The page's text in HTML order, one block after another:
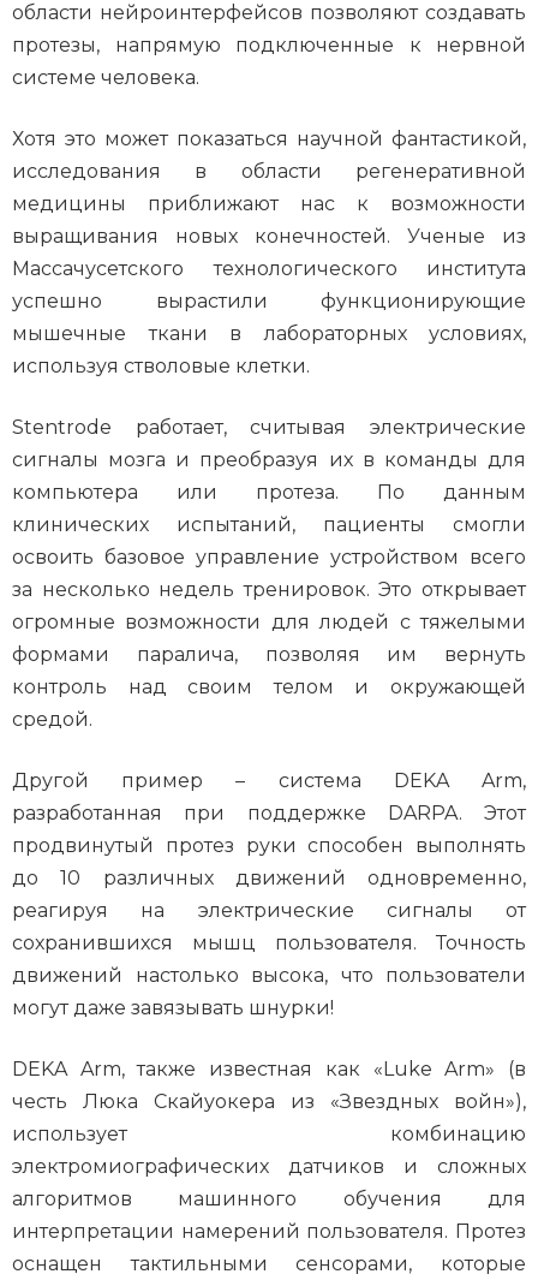
области нейроинтерфейсов позволяют создавать
протезы, напрямую подключенные к нервной
системе человека.
Хотя это может показаться научной фантастикой,
исследования в области регенеративной
медицины приближают нас к возможности
выращивания новых конечностей. Ученые из
Массачусетского технологического института
успешно вырастили функционирующие
мышечные ткани в лабораторных условиях,
используя стволовые клетки.
Stentrode работает, считывая электрические
сигналы мозга и преобразуя их в команды для
компьютера или протеза. По данным
клинических испытаний, пациенты смогли
освоить базовое управление устройством всего
за несколько недель тренировок. Это открывает
огромные возможности для людей с тяжелыми
формами паралича, позволяя им вернуть
контроль над своим телом и окружающей
средой.
Другой пример – система DEKA Arm,
разработанная при поддержке DARPA. Этот
продвинутый протез руки способен выполнять
до 10 различных движений одновременно,
реагируя на электрические сигналы от
сохранившихся мышц пользователя. Точность
движений настолько высока, что пользователи
могут даже завязывать шнурки!
DEKA Arm, также известная как «Luke Arm» (в
честь Люка Скайуокера из «Звездных войн»),
использует комбинацию
электромиографических датчиков и сложных
алгоритмов машинного обучения для
интерпретации намерений пользователя. Протез
оснащен тактильными сенсорами, которые